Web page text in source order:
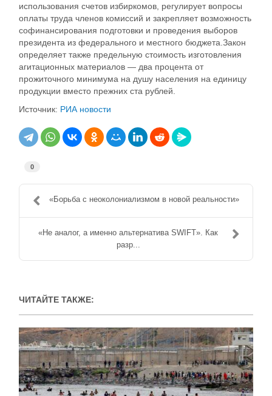
использования счетов избиркомов, регулирует вопросы
оплаты труда членов комиссий и закрепляет возможность
софинансирования подготовки и проведения выборов
президента из федерального и местного бюджета.Закон
определяет также предельную стоимость изготовления
агитационных материалов — два процента от
прожиточного минимума на душу населения на единицу
продукции вместо прежних ста рублей.
Источник: РИА новости
0
«Борьба с неоколониализмом в новой реальности»
«Не аналог, а именно альтернатива SWIFT». Как
разр...
ЧИТАЙТЕ ТАКЖЕ: